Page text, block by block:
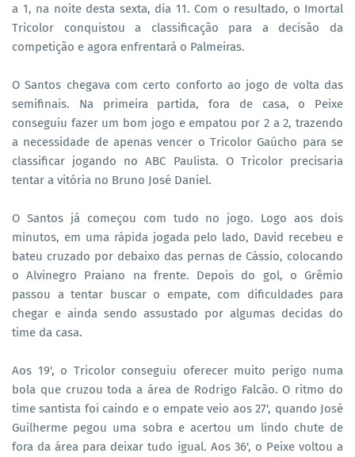
a 1, na noite desta sexta, dia 11. Com o resultado, o Imortal
Tricolor conquistou a classificação para a decisão da
competição e agora enfrentará o Palmeiras.
O Santos chegava com certo conforto ao jogo de volta das
semifinais. Na primeira partida, fora de casa, o Peixe
conseguiu fazer um bom jogo e empatou por 2 a 2, trazendo
a necessidade de apenas vencer o Tricolor Gaúcho para se
classificar jogando no ABC Paulista. O Tricolor precisaria
tentar a vitória no Bruno José Daniel.
O Santos já começou com tudo no jogo. Logo aos dois
minutos, em uma rápida jogada pelo lado, David recebeu e
bateu cruzado por debaixo das pernas de Cássio, colocando
o Alvinegro Praiano na frente. Depois do gol, o Grêmio
passou a tentar buscar o empate, com dificuldades para
chegar e ainda sendo assustado por algumas decidas do
time da casa.
Aos 19', o Tricolor conseguiu oferecer muito perigo numa
bola que cruzou toda a área de Rodrigo Falcão. O ritmo do
time santista foi caindo e o empate veio aos 27', quando José
Guilherme pegou uma sobra e acertou um lindo chute de
fora da área para deixar tudo igual. Aos 36', o Peixe voltou a